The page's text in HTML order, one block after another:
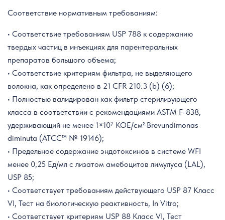
Соответствие нормативным требованиям:
• Соответствие требованиям USP 788 к содержанию
твердых частиц в инъекциях для парентеральных
препаратов большого объема;
• Соответствие критериям фильтра, не выделяющего
волокна, как определено в 21 CFR 210.3 (b) (6);
• Полностью валидирован как фильтр стерилизующего
класса в соответствии с рекомендациями ASTM F-838,
удерживающий не менее 1×10⁷ КОЕ/см² Brevundimonas
diminuta (ATCC™ № 19146);
• Предельное содержание эндотоксинов в системе WFI
менее 0,25 Ед/мл с лизатом амебоцитов лимулуса (LAL),
USP 85;
• Соответствует требованиям действующего USP 87 Класс
VI, Тест на биологическую реактивность, In Vitro;
• Соответствует критериям USP 88 Класс VI, Тест